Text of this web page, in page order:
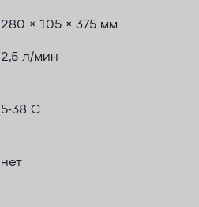
280 × 105 × 375 мм
2,5 л/мин
5-38 С
нет